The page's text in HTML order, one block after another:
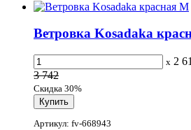
Ветровка Kosadaka
x 2
3 742
Скидка 30%
Артикул: fv-668943